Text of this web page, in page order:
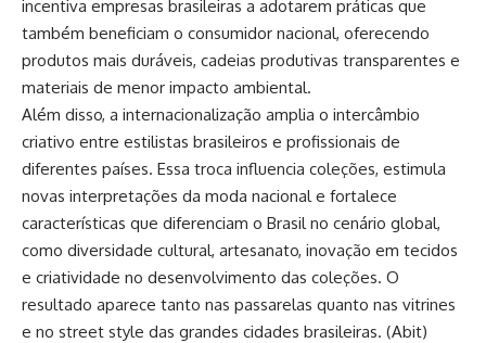
incentiva empresas brasileiras a adotarem práticas que
também beneficiam o consumidor nacional, oferecendo
produtos mais duráveis, cadeias produtivas transparentes e
materiais de menor impacto ambiental.
Além disso, a internacionalização amplia o intercâmbio
criativo entre estilistas brasileiros e profissionais de
diferentes países. Essa troca influencia coleções, estimula
novas interpretações da moda nacional e fortalece
características que diferenciam o Brasil no cenário global,
como diversidade cultural, artesanato, inovação em tecidos
e criatividade no desenvolvimento das coleções. O
resultado aparece tanto nas passarelas quanto nas vitrines
e no street style das grandes cidades brasileiras. (Abit)